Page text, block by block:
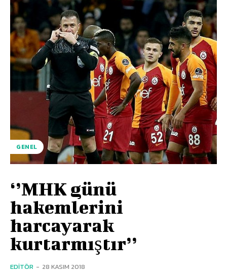
GENEL
‘’MHK günü
hakemlerini
harcayarak
kurtarmıştır’’
EDITÖR - 28 KASIM 2018